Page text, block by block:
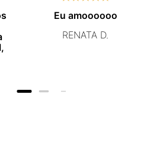
Eu amoooooo
RENATA D.